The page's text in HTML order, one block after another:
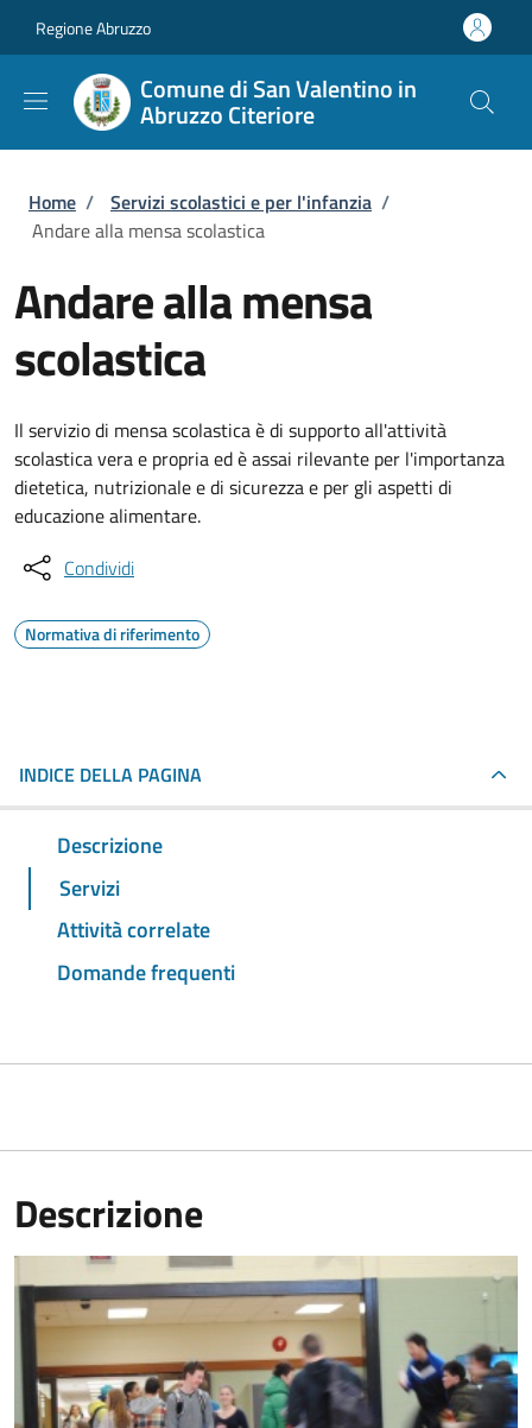
Regione Abruzzo
Comune di San Valentino in
Abruzzo Citeriore
Briciole di pane
Home / Servizi scolastici e per l'infanzia /
Andare alla mensa scolastica
Andare alla mensa
scolastica
Il servizio di mensa scolastica è di supporto all'attività
scolastica vera e propria ed è assai rilevante per l'importanza
dietetica, nutrizionale e di sicurezza e per gli aspetti di
educazione alimentare.
Condividi
Normativa di riferimento
INDICE DELLA PAGINA
Descrizione
Servizi
Attività correlate
Domande frequenti
Descrizione